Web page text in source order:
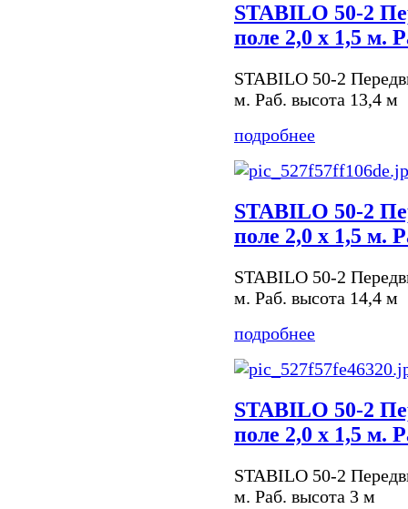
STABILO 50-2
поле 2,0 х 1,5 м.
STABILO 50-2
м. Раб. высота 13,4 м
подробнее
STABILO 50-2
поле 2,0 х 1,5 м.
STABILO 50-2
м. Раб. высота 14,4 м
подробнее
STABILO 50-2
поле 2,0 х 1,5 м.
STABILO 50-2
м. Раб. высота 3 м